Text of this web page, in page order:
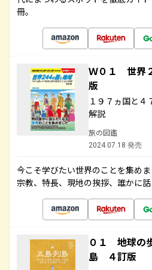
冊。
Ｗ０１ 世界
版
１９７ヵ国と４
解説
旅の図鑑
2024.07.18 発売
今こそ学びたい世界のことを集めま
宗教、特長、現地の挨拶、誰かに話
０１ 地球の
島 ４訂版